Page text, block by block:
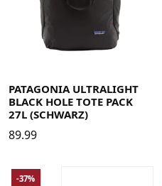
PATAGONIA ULTRALIGHT
BLACK HOLE TOTE PACK
27L (SCHWARZ)
89.99
-37%